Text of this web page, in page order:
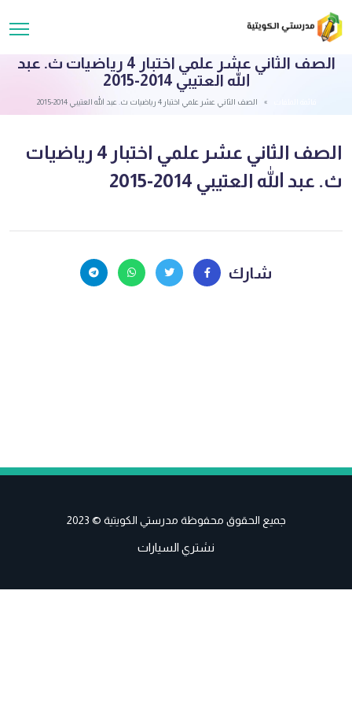
الصف الثاني عشر علمي اختبار 4 رياضيات ث. عبد
الله العتيبي 2014-2015
الصف الثاني عشر علمي اختبار 4 رياضيات ث. عبد الله العتيبي 2014-2015
الصف الثاني عشر علمي اختبار 4 رياضيات
ث. عبد الله العتيبي 2014-2015
شارك
جميع الحقوق محفوظة مدرستي الكويتية © 2023
نشتري السيارات